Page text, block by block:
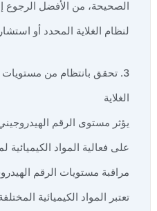
الصحيحة، من الأفضل الرجوع
لنظام الغلاية المحدد أو
3. تحقق بانتظام من مستويات
الغلاية
يؤثر مستوى الرقم
على فعالية المواد الكيميائية
مراقبة مستويات الرقم
تعتبر المواد الكيميائية